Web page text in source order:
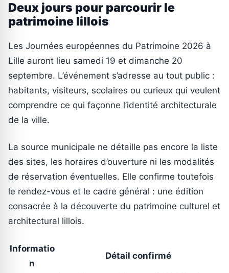
Deux jours pour parcourir le
patrimoine lillois
Les Journées européennes du Patrimoine 2026 à
Lille auront lieu samedi 19 et dimanche 20
septembre. L’événement s’adresse au tout public :
habitants, visiteurs, scolaires ou curieux qui veulent
comprendre ce qui façonne l’identité architecturale
de la ville.
La source municipale ne détaille pas encore la liste
des sites, les horaires d’ouverture ni les modalités
de réservation éventuelles. Elle confirme toutefois
le rendez-vous et le cadre général : une édition
consacrée à la découverte du patrimoine culturel et
architectural lillois.
Informatio
n
Détail confirmé